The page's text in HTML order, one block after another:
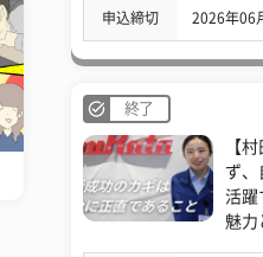
申込締切 2026年06
終了
【
ず、
活躍
魅力